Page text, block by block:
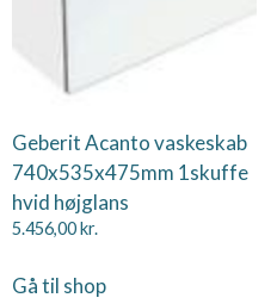
Geberit Acanto vaskeskab
740x535x475mm 1skuffe
hvid højglans
5.456,00kr.
Gå til shop